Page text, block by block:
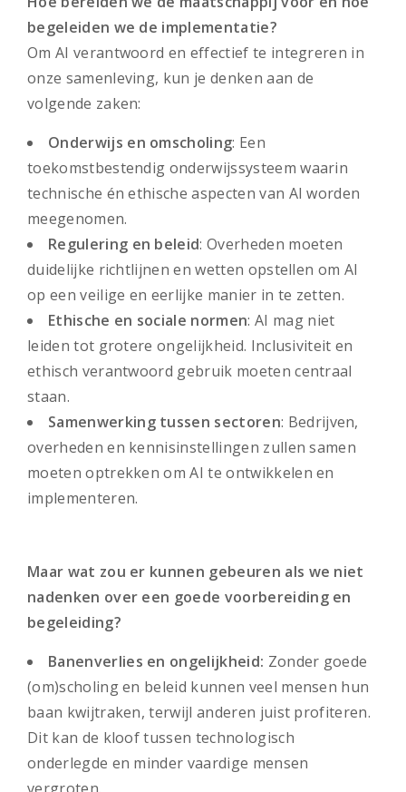
begeleiden we de implementatie?
Om AI verantwoord en effectief te integreren in
onze samenleving, kun je denken aan de
volgende zaken:
Onderwijs en omscholing: Een
toekomstbestendig onderwijssysteem waarin
technische én ethische aspecten van AI worden
meegenomen.
Regulering en beleid: Overheden moeten
duidelijke richtlijnen en wetten opstellen om AI
op een veilige en eerlijke manier in te zetten.
Ethische en sociale normen: AI mag niet
leiden tot grotere ongelijkheid. Inclusiviteit en
ethisch verantwoord gebruik moeten centraal
staan.
Samenwerking tussen sectoren: Bedrijven,
overheden en kennisinstellingen zullen samen
moeten optrekken om AI te ontwikkelen en
implementeren.
Maar wat zou er kunnen gebeuren als we niet
nadenken over een goede voorbereiding en
begeleiding?
Banenverlies en ongelijkheid: Zonder goede
(om)scholing en beleid kunnen veel mensen hun
baan kwijtraken, terwijl anderen juist profiteren.
Dit kan de kloof tussen technologisch
onderlegde en minder vaardige mensen